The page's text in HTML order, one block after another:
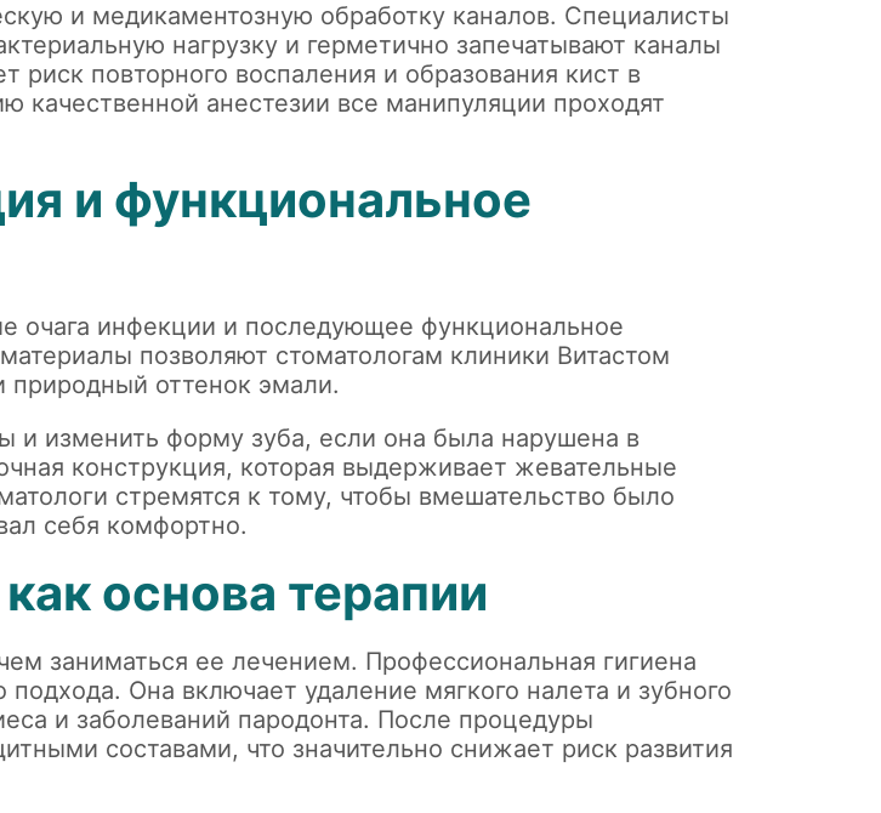
и медикаментозную обработку каналов. Специалисты
нагрузку и герметично запечатывают каналы
повторного воспаления и образования кист в
качественной анестезии все манипуляции проходят
и функциональное
очага инфекции и последующее функциональное
позволяют стоматологам клиники Витастом
природный оттенок эмали.
и изменить форму зуба, если она была нарушена в
конструкция, которая выдерживает жевательные
стремятся к тому, чтобы вмешательство было
себя комфортно.
основа терапии
заниматься ее лечением. Профессиональная гигиена
Она включает удаление мягкого налета и зубного
и заболеваний пародонта. После процедуры
составами, что значительно снижает риск развития